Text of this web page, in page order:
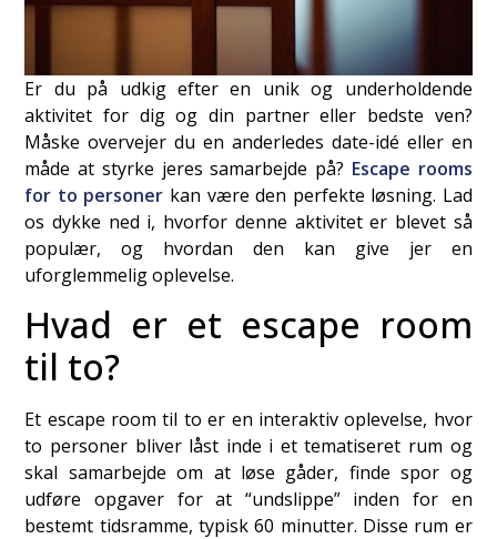
Er du på udkig efter en unik og underholdende
aktivitet for dig og din partner eller bedste ven?
Måske overvejer du en anderledes date-idé eller en
måde at styrke jeres samarbejde på? Escape rooms
for to personer kan være den perfekte løsning. Lad
os dykke ned i, hvorfor denne aktivitet er blevet så
populær, og hvordan den kan give jer en
uforglemmelig oplevelse.
Hvad er et escape room
til to?
Et escape room til to er en interaktiv oplevelse, hvor
to personer bliver låst inde i et tematiseret rum og
skal samarbejde om at løse gåder, finde spor og
udføre opgaver for at “undslippe” inden for en
bestemt tidsramme, typisk 60 minutter. Disse rum er